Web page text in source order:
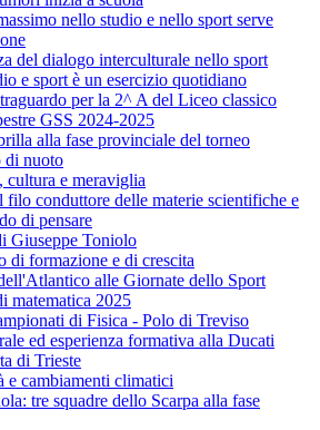
nello studio e nello sport serve
del dialogo interculturale nello sport
e sport è un esercizio quotidiano
per la 2^ A del Liceo classico
GSS 2024-2025
alla fase provinciale del torneo
di nuoto
cultura e meraviglia
conduttore delle materie scientifiche e
di pensare
Giuseppe Toniolo
di formazione e di crescita
alle Giornate dello Sport
matematica 2025
di Fisica - Polo di Treviso
ed esperienza formativa alla Ducati
di Trieste
e cambiamenti climatici
tre squadre dello Scarpa alla fase